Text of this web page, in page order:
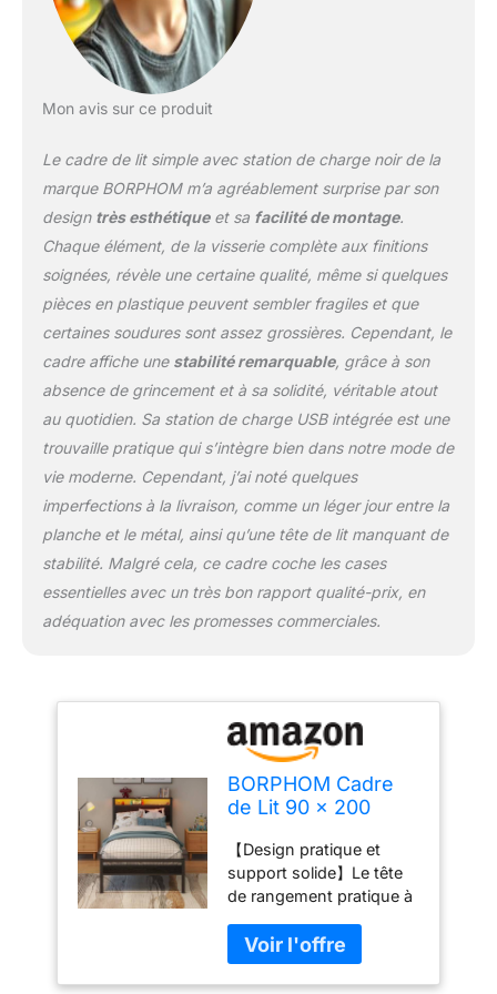
Robuste et stable :
nouveau concept de
supérieures. Cadre de lit
le lit double dispose
d’une fonction de charge
USB type C intégrée pour
le cadre de lit avec
[Espace de rangement
sous le lit] – Cadre de lit
en métal de 90 x 200 cm
avec une hauteur au sol
de 27 cm, offre un
espace de rangement
suffisant sous le lit. La
distance au sol de 27 cm
crée un large espace de
rangement pour les
vêtements, les
vêtements, les jouets
pour enfants ou d'autres
articles. Ce lit est
assembler : les
instructions de montage
sont très claires et faciles
à comprendre et chaque
claire. Tout est inclus
dans le colis et aucun
outil supplémentaire
n'est nécessaire. Veuillez
consulter les instructions
de montage. La marque
Mon avis sur ce produit
Le cadre de lit simple avec station de charge noir de la
marque BORPHOM m’a agréablement surprise par son
design très esthétiqueet sa facilité de montage.
Chaque élément, de la visserie complète aux finitions
soignées, révèle une certaine qualité, même si quelques
pièces en plastique peuvent sembler fragiles et que
certaines soudures sont assez grossières. Cependant, le
cadre affiche une stabilité remarquable, grâce à son
absence de grincement et à sa solidité, véritable atout
au quotidien. Sa station de charge USB intégrée est une
trouvaille pratique qui s’intègre bien dans notre mode de
vie moderne. Cependant, j’ai noté quelques
imperfections à la livraison, comme un léger jour entre la
planche et le métal, ainsi qu’une tête de lit manquant de
stabilité. Malgré cela, ce cadre coche les cases
essentielles avec un très bon rapport qualité-prix, en
adéquation avec les promesses commerciales.
BORPHOM Cadre
de Lit 90 x 200
Métal, avec Station
de Charge- avec
éclairage LED- Lit 1
Personnes- Lit
Simple 90 x 200-
avec sommier à
【Design pratique et
support solide】Le tête
de rangement pratique à
facilement accueillir de
petits objets, comme
votre téléphone, vos